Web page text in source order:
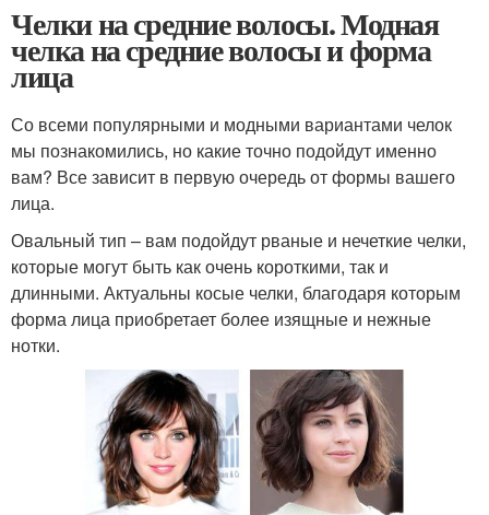
Челки на средние волосы. Модная
челка на средние волосы и форма
лица
Со всеми популярными и модными вариантами челок
мы познакомились, но какие точно подойдут именно
вам? Все зависит в первую очередь от формы вашего
лица.
Овальный тип – вам подойдут рваные и нечеткие челки,
которые могут быть как очень короткими, так и
длинными. Актуальны косые челки, благодаря которым
форма лица приобретает более изящные и нежные
нотки.